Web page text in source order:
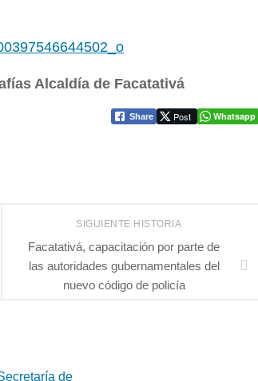
Alcaldía de Facatativá
Share Post Whatsapp
SIGUIENTE HISTORIA
Facatativá, capacitación por parte de
las autoridades gubernamentales del
nuevo código de policía